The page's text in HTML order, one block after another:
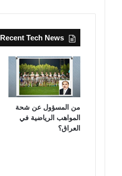
Recent Tech News
من المسؤول عن شحة
المواهب الرياضية في
العراق؟